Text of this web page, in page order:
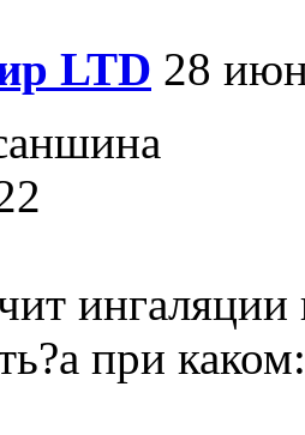
LTD 28
при